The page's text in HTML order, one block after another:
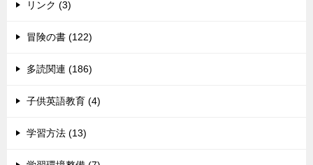
リンク (3)
冒険の書 (122)
多読関連 (186)
子供英語教育 (4)
学習方法 (13)